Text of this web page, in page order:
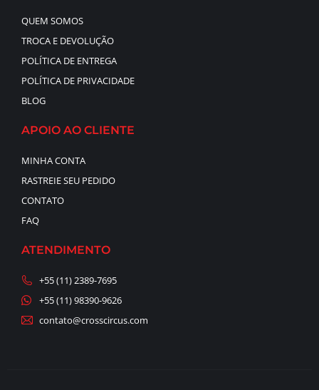
QUEM SOMOS
TROCA E DEVOLUÇÃO
POLÍTICA DE ENTREGA
POLÍTICA DE PRIVACIDADE
BLOG
APOIO AO CLIENTE
MINHA CONTA
RASTREIE SEU PEDIDO
CONTATO
FAQ
ATENDIMENTO
+55 (11) 2389-7695
+55 (11) 98390-9626
contato@crosscircus.com